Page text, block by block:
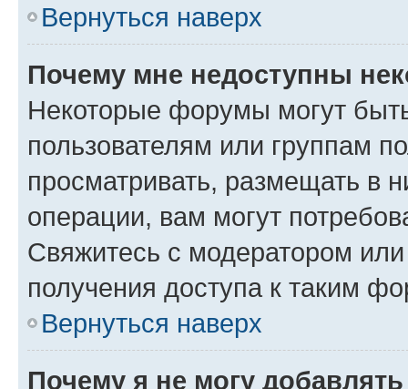
Вернуться наверх
Почему мне недоступны
Некоторые форумы могут
пользователям или группам
просматривать, размещать в
операции, вам могут
Свяжитесь с модератором
получения доступа к таким
Вернуться наверх
Почему я не могу